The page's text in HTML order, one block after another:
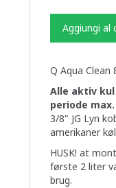
Aggiungi al
Q Aqua Clean
Alle aktiv
periode
3/8" JG Lyn
amerikaner
HUSK! at
første 2 liter
brug.